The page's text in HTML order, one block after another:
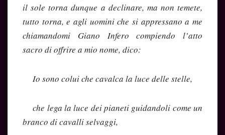
il sole torna dunque a declinare, ma non temete,
tutto torna, e agli uomini che si appressano a me
chiamandomi Giano Infero compiendo l’atto
sacro di offrire a mio nome, dico:
Io sono colui che cavalca la luce delle stelle,
che lega la luce dei pianeti guidandoli come un
branco di cavalli selvaggi,